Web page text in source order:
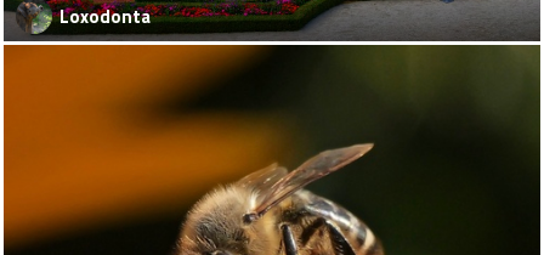
Loxodonta